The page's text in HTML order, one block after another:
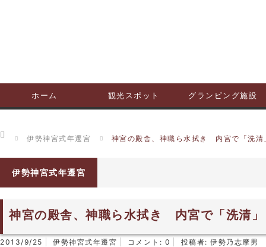
ホーム 観光スポット グランピング施設
ホーム
伊勢神宮式年遷宮 神宮の殿舎、神職ら水拭き 内宮で「洗清
伊勢神宮式年遷宮
神宮の殿舎、神職ら水拭き 内宮で「洗清」
2013/9/25 伊勢神宮式年遷宮 コメント: 0 投稿者: 伊勢乃志摩男